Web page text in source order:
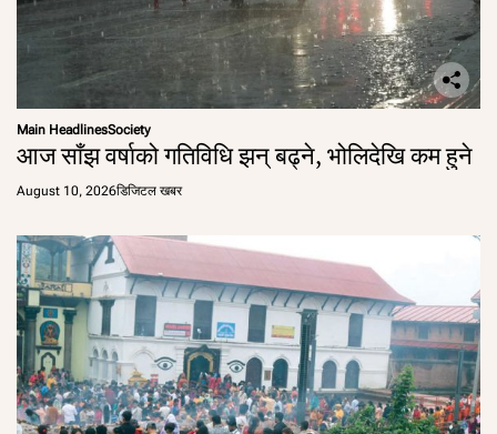
Main HeadlinesSociety
आज साँझ वर्षाको गतिविधि झन् बढ्ने, भोलिदेखि कम हुने
August 10, 2026डिजिटल खबर